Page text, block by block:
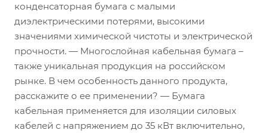
конденсаторная бумага с малыми
диэлектрическими потерями, высокими
значениями химической чистоты и электрической
прочности. — Многослойная кабельная бумага –
также уникальная продукция на российском
рынке. В чем особенность данного продукта,
расскажите о ее применении? — Бумага
кабельная применяется для изоляции силовых
кабелей с напряжением до 35 кВт включительно,